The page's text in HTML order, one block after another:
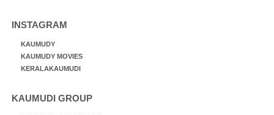
INSTAGRAM
KAUMUDY
KAUMUDY MOVIES
KERALAKAUMUDI
KAUMUDI GROUP